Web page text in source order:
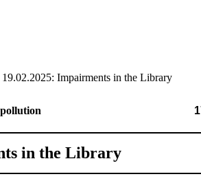
Impairments in the Library
in the Library